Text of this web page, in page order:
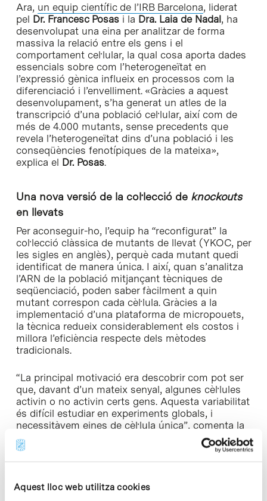
Aquest lloc web utilitza cookies
Ara, un equip científic de l’IRB Barcelona, liderat
pel Dr. Francesc Posasi la Dra. Laia de Nadal, ha
desenvolupat una eina per analitzar de forma
massiva la relació entre els gens i el
comportament cel·lular, la qual cosa aporta dades
essencials sobre com l’heterogeneïtat en
l’expressió gènica influeix en processos com la
diferenciació i l’envelliment. «Gràcies a aquest
desenvolupament, s’ha generat un atles de la
transcripció d’una població cel·lular, així com de
més de 4.000 mutants, sense precedents que
revela l’heterogeneïtat dins d’una població i les
conseqüències fenotípiques de la mateixa»,
explica el Dr. Posas.
Una nova versió de la col·lecció de knockouts
en llevats
Per aconseguir-ho, l’equip ha “reconfigurat” la
col·lecció clàssica de mutants de llevat (YKOC, per
les sigles en anglès), perquè cada mutant quedi
identificat de manera única. I així, quan s’analitza
l’ARN de la població mitjançant tècniques de
seqüenciació, poden saber fàcilment a quin
mutant correspon cada cèl·lula. Gràcies a la
implementació d’una plataforma de micropouets,
la tècnica redueix considerablement els costos i
millora l’eficiència respecte dels mètodes
tradicionals.
“La principal motivació era descobrir com pot ser
que, davant d’un mateix senyal, algunes cèl·lules
activin o no activin certs gens. Aquesta variabilitat
és difícil estudiar en experiments globals, i
necessitàvem eines de cèl·lula única”, comenta la
Dra. Mariona Nadal
, primera autora de l’estudi.
L’eina desenvolupada ha permès perfilar més d’un